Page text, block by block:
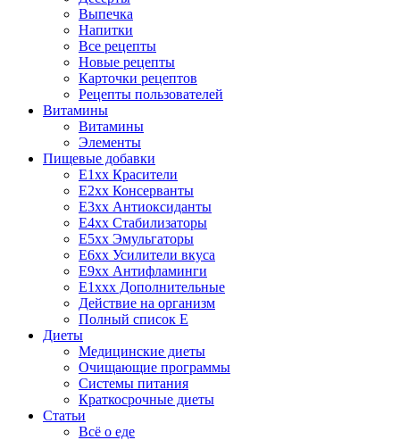
Выпечка
Напитки
Все рецепты
Новые рецепты
Карточки рецептов
Рецепты пользователей
Витамины
Витамины
Элементы
Пищевые добавки
E1xx Красители
E2xx Консерванты
E3xx Антиоксиданты
E4xx Стабилизаторы
E5xx Эмульгаторы
E6xx Усилители вкуса
E9xx Антифламинги
E1xxx Дополнительные
Действие на организм
Полный список E
Диеты
Медицинские диеты
Очищающие программы
Системы питания
Краткосрочные диеты
Статьи
Всё о еде